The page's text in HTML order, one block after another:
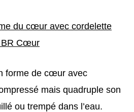
du cœur avec cordelette
BR Cœur
forme de cœur avec
mais quadruple son
ou trempé dans l’eau.